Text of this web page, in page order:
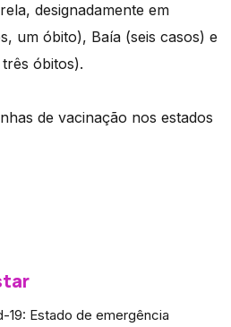
designadamente em
um óbito), Baía (seis casos) e
óbitos).
de vacinação nos estados
19: Estado de emergência